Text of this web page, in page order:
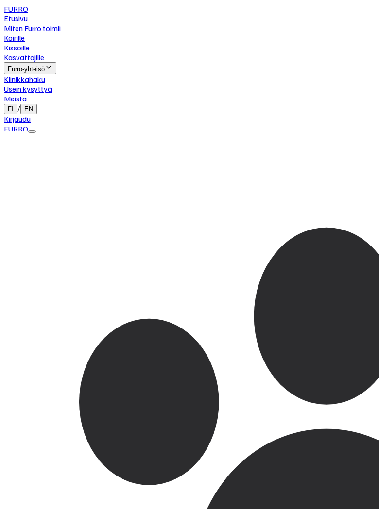
FURRO
Etusivu
Miten Furro toimii
Koirille
Kissoille
Kasvattajille
Furro-yhteisö
Klinikkahaku
Usein kysyttyä
Meistä
FI / EN
Kirjaudu
FURRO